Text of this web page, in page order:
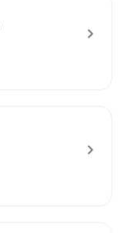
chevron_right
chevron_right